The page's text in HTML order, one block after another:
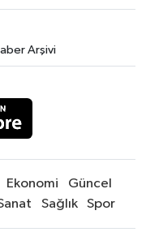
Arşivi
Ekonomi
Güncel
Sağlık Spor